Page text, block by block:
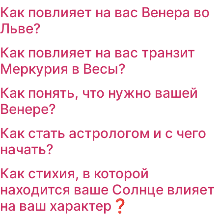
Как повлияет на вас Венера во
Льве?
Как повлияет на вас транзит
Меркурия в Весы?
Как понять, что нужно вашей
Венере?
Как стать астрологом и с чего
начать?
Как стихия, в которой
находится ваше Солнце влияет
на ваш характер❓